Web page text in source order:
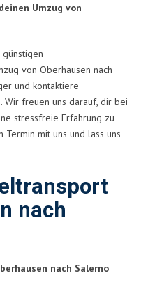
Umzug von
von Oberhausen nach
und kontaktiere
Wir freuen uns darauf, dir bei
stressfreie Erfahrung zu
mit uns und lass uns
nach
nach Salerno